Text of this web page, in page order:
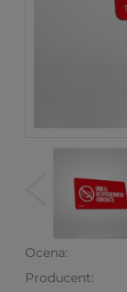
Ocena:
Producent: